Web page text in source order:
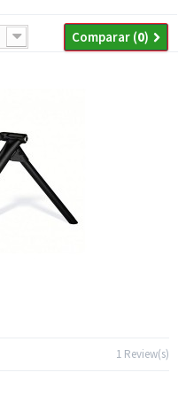
Comparar (0)
1 Review(s)